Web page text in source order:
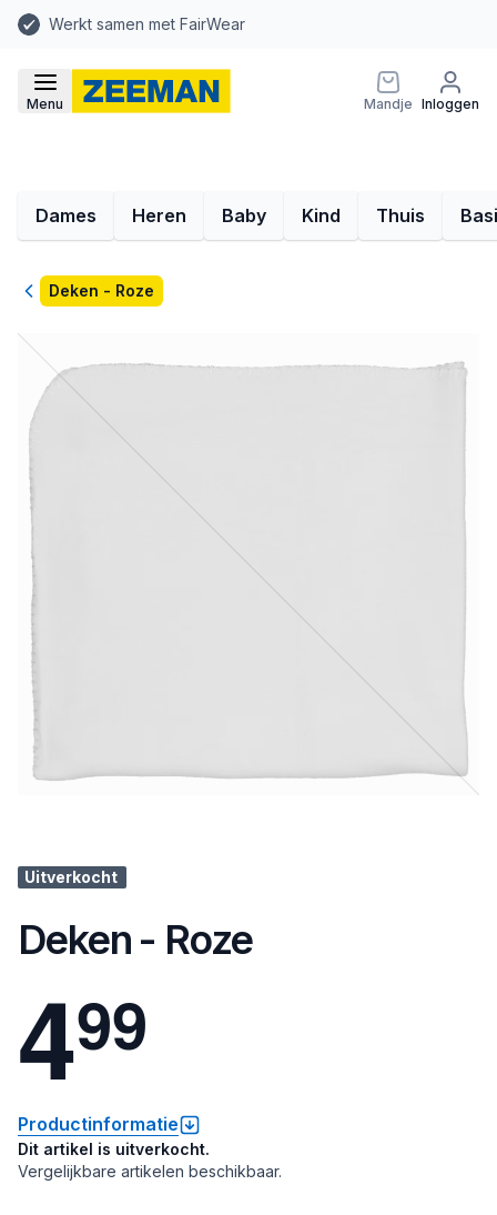
Werkt samen met FairWear
Menu Mandje Inloggen
Dames Heren Baby Kind Thuis
TerugDeken - Roze
Uitverkocht
Deken - Roze
499
Productinformatie
Dit artikel is uitverkocht.
Vergelijkbare artikelen beschikbaar.